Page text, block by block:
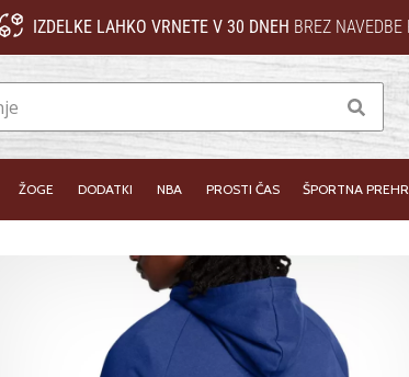
IZDELKE LAHKO VRNETE V 30 DNEH BREZ NAVEDBE
Iskanje
ŽOGE DODATKI NBA PROSTI ČAS ŠPORTNA